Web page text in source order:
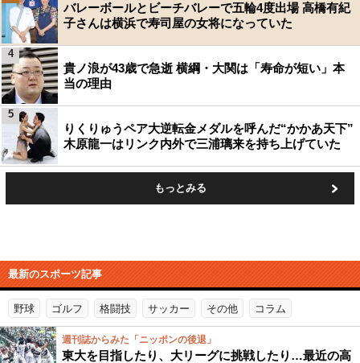
バレーボールとビーチバレーで五輪4度出場 高橋有紀
子さんは横浜で寿司屋の女将になっていた
貴ノ浪が43歳で急逝 横綱・大関は「寿命が短い」本
当の理由
4
りくりゅうペア大逆転金メダルを呼んだ“かかあ天下”
木原龍一はリンク内外で三浦璃来を持ち上げていた
5
もっとみる
最新のスポーツ記事
野球 ゴルフ 格闘技 サッカー その他 コラム
週刊誌からみた「ニッポンの後退」
東大を目指したり、大リーグに挑戦したり…最近の高